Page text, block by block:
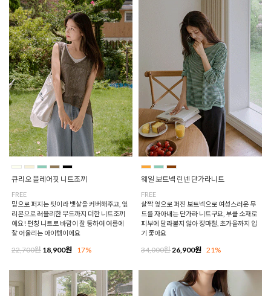
큐리오 플레어핏 니트조끼
FREE
밑으로 퍼지는 핏이라 뱃살을 커버해주고, 옆
리본으로 러블리한 무드까지 더한 니트조끼
에요! 펀칭 니트로 바람이 잘 통하여 여름에
잘 어울리는 아이템이에요
22,700원 18,900원 17%
웨일 보트넥 린넨 단가라니트
FREE
살짝 옆으로 퍼진 보트넥으로 여성스러운 무
드를 자아내는 단가라 니트구요, 부클 소재로
피부에 달라붙지 않아 장마철, 초가을까지 입
기 좋아요
34,000원 26,900원 21%